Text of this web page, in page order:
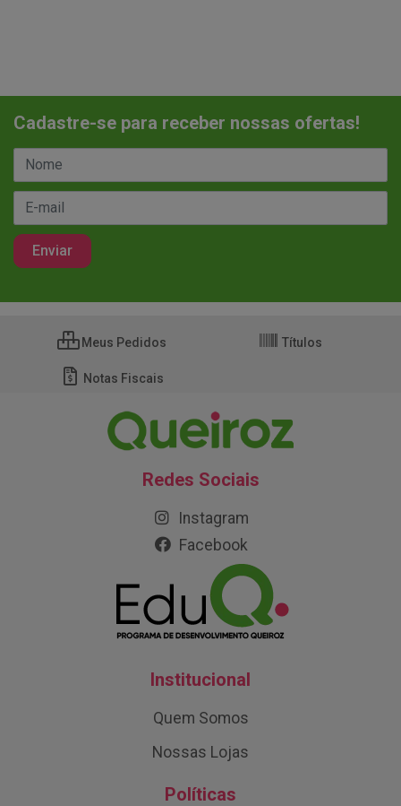
Cadastre-se para receber nossas ofertas!
Meus Pedidos Títulos
Notas Fiscais
Redes Sociais
Instagram
Facebook
Institucional
Quem Somos
Nossas Lojas
Políticas